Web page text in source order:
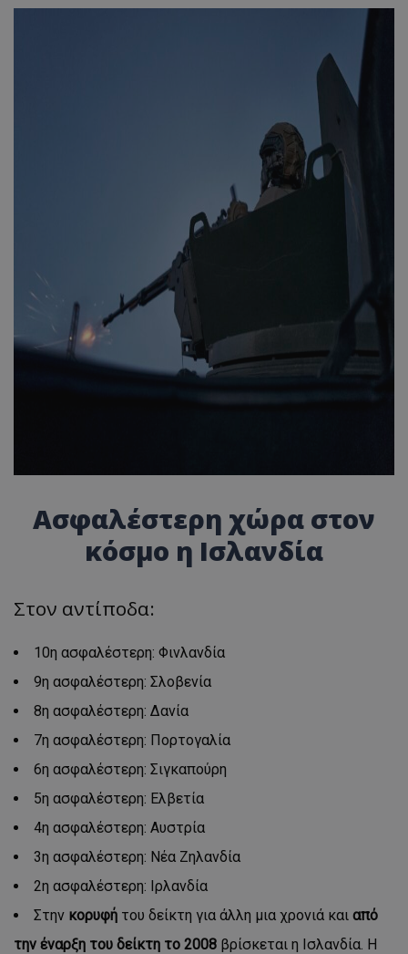
Ασφαλέστερη χώρα στον
κόσμο η Ισλανδία
Στον αντίποδα:
10η ασφαλέστερη: Φινλανδία
9η ασφαλέστερη: Σλοβενία
8η ασφαλέστερη: Δανία
7η ασφαλέστερη: Πορτογαλία
6η ασφαλέστερη: Σιγκαπούρη
5η ασφαλέστερη: Ελβετία
4η ​​ασφαλέστερη: Αυστρία
3η ασφαλέστερη: Νέα Ζηλανδία
2η ασφαλέστερη: Ιρλανδία
Στην κορυφή του δείκτη για άλλη μια χρονιά και από
την έναρξη του δείκτη το 2008 βρίσκεται η Ισλανδία. Η